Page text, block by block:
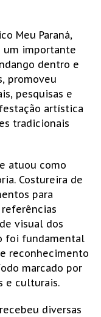
Meu Paraná,
um importante
dentro e
promoveu
pesquisas e
artística
tradicionais
atuou como
Costureira de
para
visual dos
foi fundamental
reconhecimento
marcado por
e culturais.
diversas